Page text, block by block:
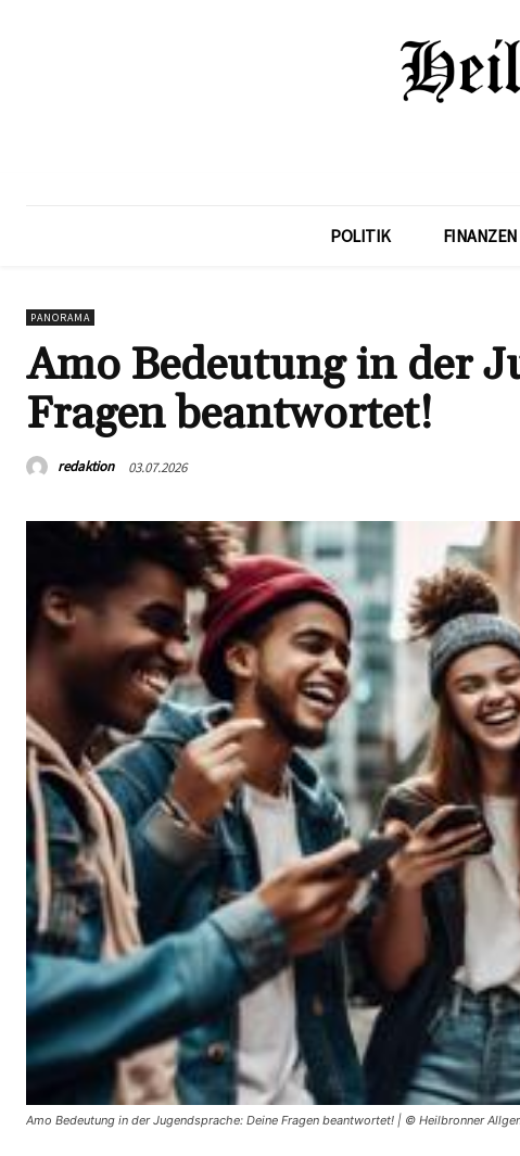
POLITIK FINANZEN
PANORAMA
Amo Bedeutung in der
Fragen beantwortet!
redaktion 03.07.2026
Amo Bedeutung in der Jugendsprache: Deine Fragen beantwortet! | © Heilbronner